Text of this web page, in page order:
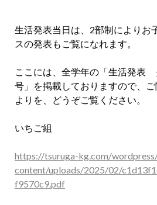
生活発表当日は、2部制によりお
スの発表もご覧になれます。
ここには、全学年の「生活発表
号」を掲載しておりますので、
よりを、どうぞご覧ください。
いちご組
https://tsuruga-kg.com/
content/uploads/2025/02/
f9570c9.pdf